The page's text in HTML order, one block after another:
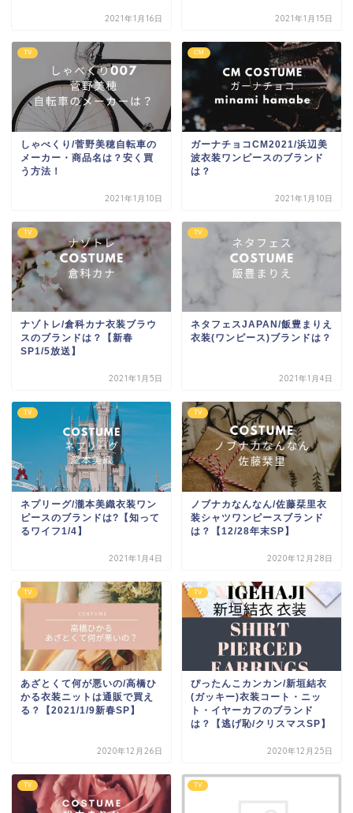
2021年1月16日 2021年1月15日
TV
しゃべくり/菅野美穂自転車の
メーカー・商品名は？安く買
う方法！
2021年1月10日
CM
ガーナチョコCM2021/浜辺美
波衣装ワンピースのブランド
は？
2021年1月10日
TV
ナゾトレ/倉科カナ衣装ブラウ
スのブランドは？【新春
SP1/5放送】
2021年1月5日
TV
ネタフェスJAPAN/飯豊まりえ
衣装(ワンピース)ブランドは？
2021年1月4日
TV
ネプリーグ/瀧本美織衣装ワン
ピースのブランドは?【知って
るワイフ1/4】
2021年1月4日
TV
ノブナカなんなん/佐藤栞里衣
装シャツワンピースブランド
は？【12/28年末SP】
2020年12月28日
TV
あざとくて何が悪いの/高橋ひ
かる衣装ニットは通販で買え
る？【2021/1/9新春SP】
2020年12月26日
TV
ぴったんこカンカン/新垣結衣
(ガッキー)衣装コート・ニッ
ト・イヤーカフのブランド
は？【逃げ恥/クリスマスSP】
2020年12月25日
TV TV